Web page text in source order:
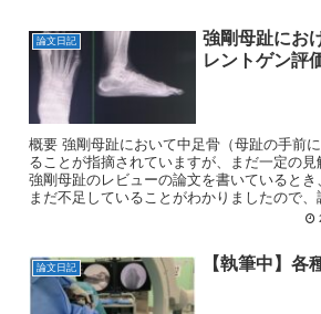
論文日記
強剛母趾にお
レントゲン評
概要 強剛母趾において中足骨（母趾の手前
ることが指摘されていますが、まだ一定の
強剛母趾のレビューの論文を書いていると
まだ不足していることがわかりましたので
論文日記 【執筆中】各